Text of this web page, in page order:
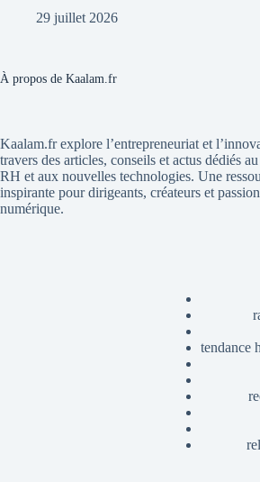
29 juillet 2026
À propos de Kaalam.fr
Kaalam.fr explore l’entrepreneuriat et
travers des articles, conseils et actus dédiés
RH et aux nouvelles technologies. Une
inspirante pour dirigeants, créateurs et
numérique.
tendance